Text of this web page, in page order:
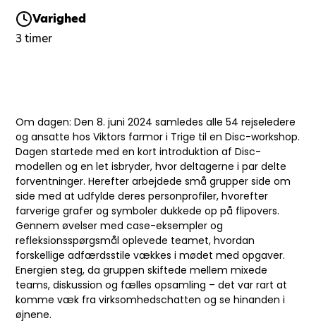
Varighed
3 timer
Om dagen: Den 8. juni 2024 samledes alle 54 rejseledere
og ansatte hos Viktors farmor i Trige til en Disc-workshop.
Dagen startede med en kort introduktion af Disc-
modellen og en let isbryder, hvor deltagerne i par delte
forventninger. Herefter arbejdede små grupper side om
side med at udfylde deres personprofiler, hvorefter
farverige grafer og symboler dukkede op på flipovers.
Gennem øvelser med case-eksempler og
refleksionsspørgsmål oplevede teamet, hvordan
forskellige adfærdsstile vækkes i mødet med opgaver.
Energien steg, da gruppen skiftede mellem mixede
teams, diskussion og fælles opsamling – det var rart at
komme væk fra virksomhedschatten og se hinanden i
øjnene.